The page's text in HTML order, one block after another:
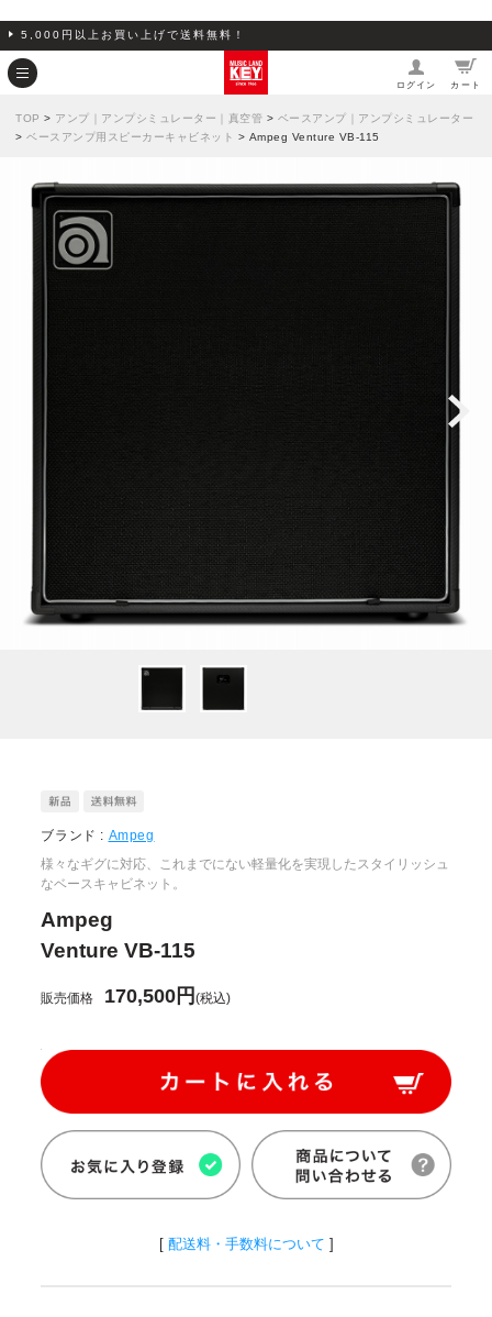
5,000円以上お買い上げで送料無料！
ログイン カート
TOP > アンプ｜アンプシミュレーター｜真空管 > ベースアンプ｜アンプシミュレーター
> ベースアンプ用スピーカーキャビネット > Ampeg Venture VB-115
ブランド : Ampeg
様々なギグに対応、これまでにない軽量化を実現したスタイリッシュ
なベースキャビネット。
Ampeg
Venture VB-115
販売価格 170,500円(税込)
[ 配送料・手数料について ]